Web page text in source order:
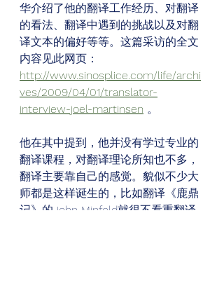
华介绍了他的翻译工作经历、对翻译
的看法、翻译中遇到的挑战以及对翻
译文本的偏好等等。这篇采访的全文
内容见此网页：
http://www.sinosplice.com/life/archi
ves/2009/04/01/translator-
interview-joel-martinsen 。
他在其中提到，他并没有学过专业的
翻译课程，对翻译理论所知也不多，
翻译主要靠自己的感觉。貌似不少大
师都是这样诞生的，比如翻译《鹿鼎
记》的John Minfold就很不看重翻译